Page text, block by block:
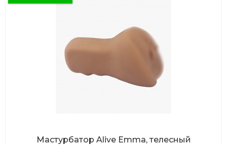
Мастурбатор Alive Emma, телесный